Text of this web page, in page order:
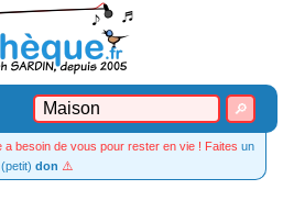
a besoin de vous pour rester en vie ! Faites un
(petit) don ⚠️